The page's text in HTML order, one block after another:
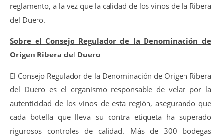
reglamento, a la vez que la calidad de los vinos de la Ribera
del Duero.
Sobre el Consejo Regulador de la Denominación de
Origen Ribera del Duero
El Consejo Regulador de la Denominación de Origen Ribera
del Duero es el organismo responsable de velar por la
autenticidad de los vinos de esta región, asegurando que
cada botella que lleva su contra etiqueta ha superado
rigurosos controles de calidad. Más de 300 bodegas